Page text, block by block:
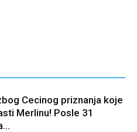
Cecinog priznanja koje
Merlinu! Posle 31